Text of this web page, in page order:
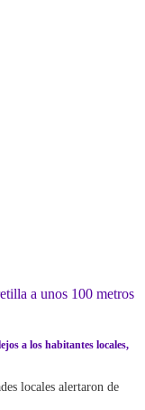
a unos 100 metros
a los habitantes locales,
locales alertaron de